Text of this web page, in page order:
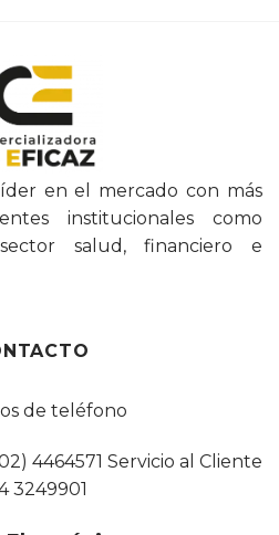
en el mercado con más
institucionales como
salud, financiero e
de teléfono
4464571 Servicio al Cliente
3249901